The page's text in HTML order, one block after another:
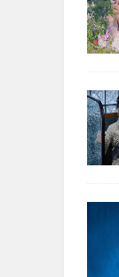
（1
（2
（3
2. 配
（1
（2